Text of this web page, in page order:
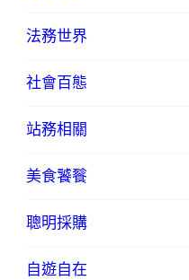
法務世界
社會百態
站務相關
美食饕餮
聰明採購
自遊自在